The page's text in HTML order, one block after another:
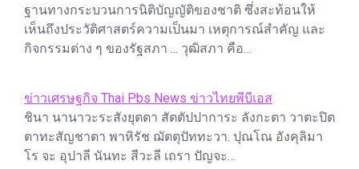
ฐานทางกระบวนการนิติบัญญัติของชาติ ซึ่งสะท้อนให้
เห็นถึงประวัติศาสตร์ความเป็นมา เหตุการณ์สำคัญ และ
กิจกรรมต่าง ๆ ของรัฐสภา ... วุฒิสภา คือ…
ข่าวเศรษฐกิจ Thai Pbs News ข่าวไทยพีบีเอส
ชินา นานาวะระสังยุตตา สัตตัปปาการะ ลังกะตา วาตะปิต
ตาทะสัญชาตา พาหิรัช ฌัตตุปัททะวา. ปุณโณ อังคุลิมา
โร จะ อุปาลี นันทะ สีวะลี เถรา ปัญจะ…